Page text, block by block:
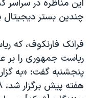
این مناظره در سراسر
چندین بستر
فرانک فارنکوف، که
ریاست ‌جمهوری را بر
پنجشنبه گفت:‌ «به